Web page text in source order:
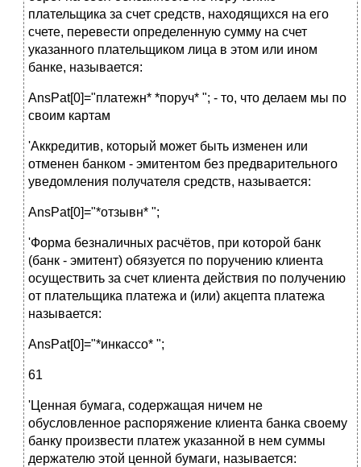
плательщика за счет средств, находящихся на его
счете, перевести определенную сумму на счет
указанного плательщиком лица в этом или ином
банке, называется:
AnsPat[0]="платежн* *поруч* "; - то, что делаем мы по
своим картам
'Аккредитив, который может быть изменен или
отменен банком - эмитентом без предварительного
уведомления получателя средств, называется:
AnsPat[0]="*отзывн* ";
'Форма безналичных расчётов, при которой банк
(банк - эмитент) обязуется по поручению клиента
осуществить за счет клиента действия по получению
от плательщика платежа и (или) акцепта платежа
называется:
AnsPat[0]="*инкассо* ";
61
'Ценная бумага, содержащая ничем не
обусловленное распоряжение клиента банка своему
банку произвести платеж указанной в нем суммы
держателю этой ценной бумаги, называется: